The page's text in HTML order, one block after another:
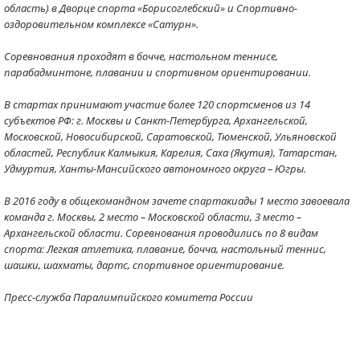
область) в Дворце спорта «Борисоглебский» и Спортивно-
оздоровительном комплексе «Сатурн».
Соревнования проходят в бочче, настольном теннисе,
парабадминтоне, плавании и спортивном ориентировании.
В стартах принимают участие более 120 спортсменов из 14
субъектов РФ: г. Москвы и Санкт-Петербурга, Архангельской,
Московской, Новосибирской, Саратовской, Тюменской, Ульяновской
областей, Республик Калмыкия, Карелия, Саха (Якутия), Татарстан,
Удмуртия, Ханты-Мансийского автономного округа – Югры.
В 2016 году в общекомандном зачете спартакиады 1 место завоевала
команда г. Москвы, 2 место – Московской области, 3 место –
Архангельской области. Соревнования проводились по 8 видам
спорта: Легкая атлетика, плавание, бочча, настольный теннис,
шашки, шахматы, дартс, спортивное ориентирование.
Пресс-служба Паралимпийского комитета России